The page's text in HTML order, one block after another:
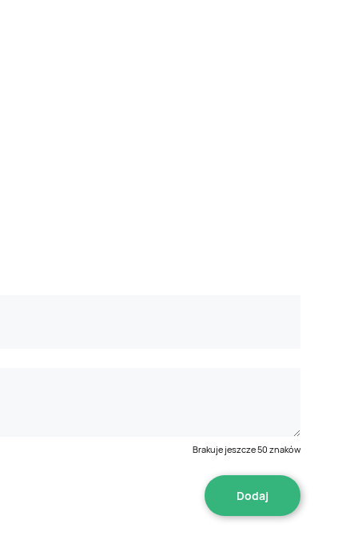
Brakuje jeszcze50 znaków